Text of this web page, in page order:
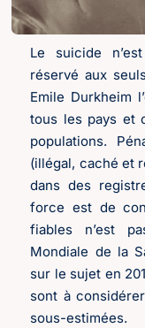
Le suicide
réservé aux
Emile Durkheim
tous les pays et
populations.
(illégal, caché et
dans des
force est de
fiables n’est
Mondiale de la
sur le sujet en
sont à
sous-estimées.